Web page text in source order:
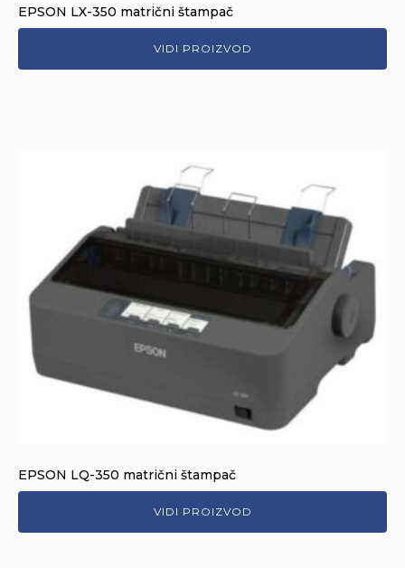
EPSON LX-350 matrični štampač
VIDI PROIZVOD
EPSON LQ-350 matrični štampač
VIDI PROIZVOD